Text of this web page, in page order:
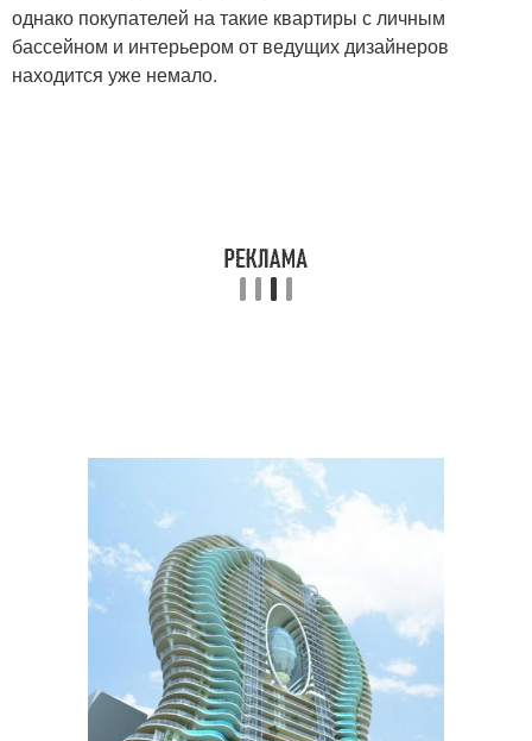
однако покупателей на такие квартиры с личным
бассейном и интерьером от ведущих дизайнеров
находится уже немало.